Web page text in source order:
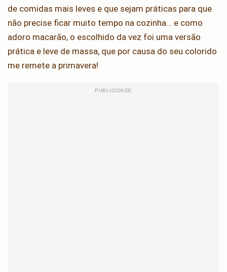
de comidas mais leves e que sejam práticas para que
não precise ficar muito tempo na cozinha… e como
adoro macarão, o escolhido da vez foi uma versão
prática e leve de massa, que por causa do seu colorido
me remete a primavera!